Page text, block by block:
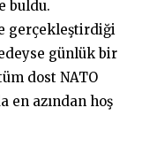
buldu.
gerçekleştirdiği
günlük bir
dost NATO
en azından hoş